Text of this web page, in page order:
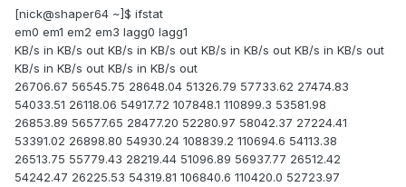
[nick@shaper64 ~]$ ifstat
em0 em1 em2 em3 lagg0 lagg1
KB/s in KB/s out KB/s in KB/s out KB/s in KB/s out KB/s in KB/s out
KB/s in KB/s out KB/s in KB/s out
26706.67 56545.75 28648.04 51326.79 57733.62 27474.83
54033.51 26118.06 54917.72 107848.1 110899.3 53581.98
26853.89 56577.65 28477.20 52280.97 58042.37 27224.41
53391.02 26898.80 54930.24 108839.2 110694.6 54113.38
26513.75 55779.43 28219.44 51096.89 56937.77 26512.42
54242.47 26225.53 54319.81 106840.6 110420.0 52723.97